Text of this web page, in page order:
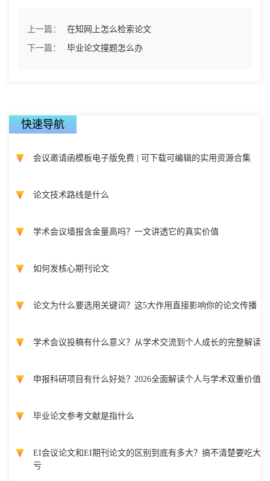
上一篇：
在知网上怎么检索论文
下一篇：
毕业论文撞题怎么办
快速导航
会议邀请函模板电子版免费 | 可下载可编辑的实用资源合集
论文技术路线是什么
学术会议墙报含金量高吗？一文讲透它的真实价值
如何发核心期刊论文
论文为什么要选用关键词？这5大作用直接影响你的论文传播
学术会议投稿有什么意义？从学术交流到个人成长的完整解读
申报科研项目有什么好处？2026全面解读个人与学术双重价值
毕业论文参考文献是指什么
EI会议论文和EI期刊论文的区别到底有多大？搞不清楚要吃大
亏